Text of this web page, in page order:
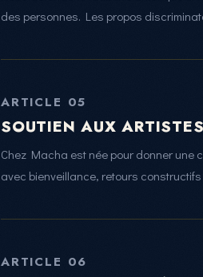
des personnes. Les propos
ARTICLE 05
SOUTIEN AUX
Chez Macha est née pour donner
avec bienveillance, retours
ARTICLE 06